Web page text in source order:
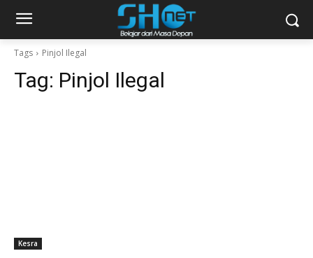
Tags Pinjol Ilegal
Tag: Pinjol Ilegal
Kesra